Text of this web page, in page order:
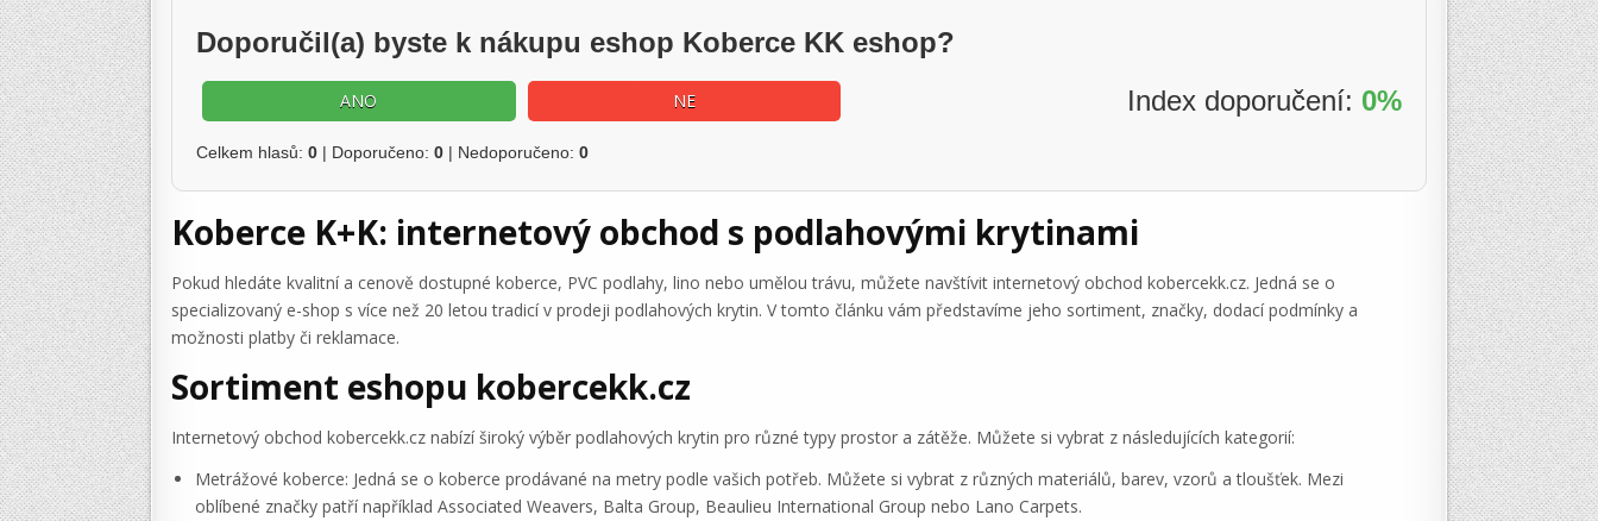
Doporučil(a) byste k nákupu eshop Koberce KK eshop?
ANO NE Index doporučení: 0%
Celkem hlasů: 0 | Doporučeno: 0 | Nedoporučeno: 0
Koberce K+K: internetový obchod s podlahovými krytinami
Pokud hledáte kvalitní a cenově dostupné koberce, PVC podlahy, lino nebo umělou trávu, můžete navštívit internetový obchod kobercekk.cz. Jedná se o
specializovaný e-shop s více než 20 letou tradicí v prodeji podlahových krytin. V tomto článku vám představíme jeho sortiment, značky, dodací podmínky a
možnosti platby či reklamace.
Sortiment eshopu kobercekk.cz
Internetový obchod kobercekk.cz nabízí široký výběr podlahových krytin pro různé typy prostor a zátěže. Můžete si vybrat z následujících kategorií:
Metrážové koberce: Jedná se o koberce prodávané na metry podle vašich potřeb. Můžete si vybrat z různých materiálů, barev, vzorů a tloušťek. Mezi
oblíbené značky patří například Associated Weavers, Balta Group, Beaulieu International Group nebo Lano Carpets.